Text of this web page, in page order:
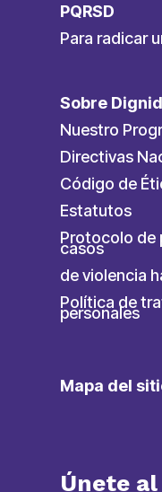
PQRSD
Para radicar
Sobre
Nuestro
Directivas
Código de
Estatutos
Protocolo de
casos
de violencia
Política de
personales
Mapa del
Únete